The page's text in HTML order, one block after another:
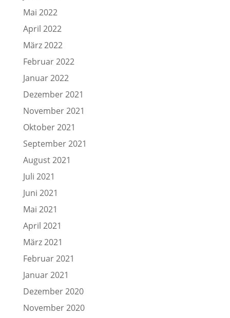
Mai 2022
April 2022
März 2022
Februar 2022
Januar 2022
Dezember 2021
November 2021
Oktober 2021
September 2021
August 2021
Juli 2021
Juni 2021
Mai 2021
April 2021
März 2021
Februar 2021
Januar 2021
Dezember 2020
November 2020